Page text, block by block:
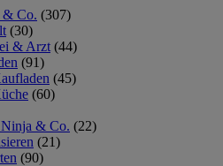
& Co. (307)
(30)
& Arzt (44)
(91)
(45)
(60)
Ninja & Co. (22)
(21)
(90)